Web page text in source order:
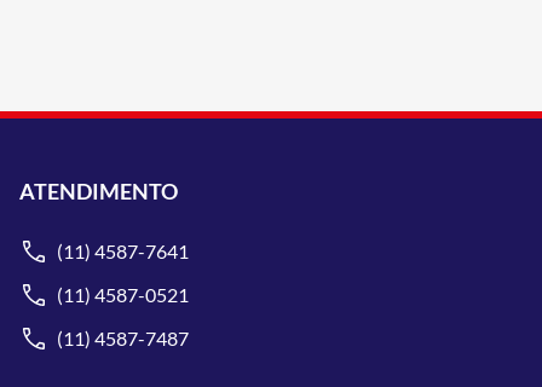
ATENDIMENTO
(11) 4587-7641
(11) 4587-0521
(11) 4587-7487